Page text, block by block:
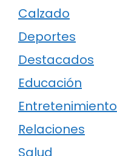
Calzado
Deportes
Destacados
Educación
Entretenimiento
Relaciones
Salud